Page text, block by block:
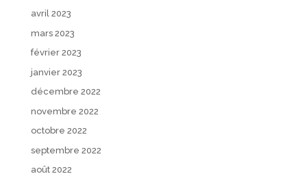
avril 2023
mars 2023
février 2023
janvier 2023
décembre 2022
novembre 2022
octobre 2022
septembre 2022
août 2022